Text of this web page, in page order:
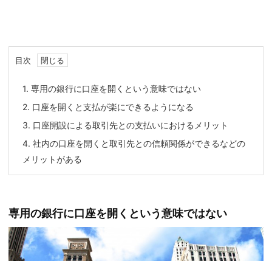
目次
1. 専用の銀行に口座を開くという意味ではない
2. 口座を開くと支払が楽にできるようになる
3. 口座開設による取引先との支払いにおけるメリット
4. 社内の口座を開くと取引先との信頼関係ができるなどの
メリットがある
専用の銀行に口座を開くという意味ではない